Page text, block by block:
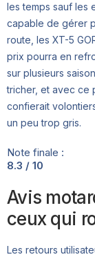
les temps sauf les
capable de gérer
route, les XT-5
prix pourra en
sur plusieurs
tricher, et avec ce
confierait
un peu trop gris.
Note finale :
8.3 / 10
Avis
ceux qui
Les retours